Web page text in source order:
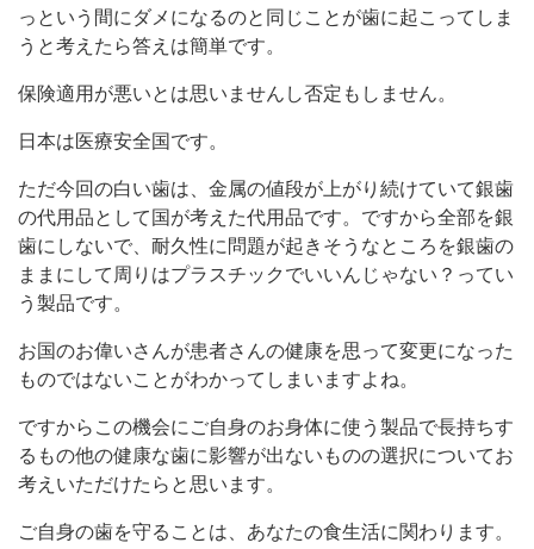
っという間にダメになるのと同じことが歯に起こってしま
うと考えたら答えは簡単です。
保険適用が悪いとは思いませんし否定もしません。
日本は医療安全国です。
ただ今回の白い歯は、金属の値段が上がり続けていて銀歯
の代用品として国が考えた代用品です。ですから全部を銀
歯にしないで、耐久性に問題が起きそうなところを銀歯の
ままにして周りはプラスチックでいいんじゃない？ってい
う製品です。
お国のお偉いさんが患者さんの健康を思って変更になった
ものではないことがわかってしまいますよね。
ですからこの機会にご自身のお身体に使う製品で長持ちす
るもの他の健康な歯に影響が出ないものの選択についてお
考えいただけたらと思います。
ご自身の歯を守ることは、あなたの食生活に関わります。